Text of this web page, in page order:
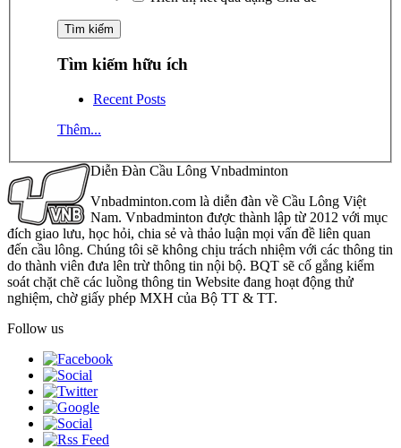
Tìm kiếm hữu ích
Recent Posts
Thêm...
Diễn Đàn Cầu Lông Vnbadminton
Vnbadminton.com là diễn đàn về Cầu Lông Việt
Nam. Vnbadminton được thành lập từ 2012 với mục
đích giao lưu, học hỏi, chia sẻ và thảo luận mọi vấn đề liên quan
đến cầu lông. Chúng tôi sẽ không chịu trách nhiệm với các thông tin
do thành viên đưa lên trừ thông tin nội bộ. BQT sẽ cố gắng kiểm
soát chặt chẽ các luồng thông tin Website đang hoạt động thử
nghiệm, chờ giấy phép MXH của Bộ TT & TT.
Follow us